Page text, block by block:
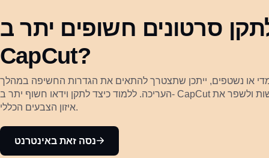
סרטונים חשופים יתר ב-
CapCut?
או נשטפים, ייתכן שתצטרך להתאים את הגדרות החשיפה במהלך
העריכה. ללמוד כיצד לתקן וידאו חשוף יתר ב- CapCut יכול לעזור לשחזר פרטים בהדגשות ולשפר את
איזון הצבעים הכללי.
נסה זאת באינטרנט